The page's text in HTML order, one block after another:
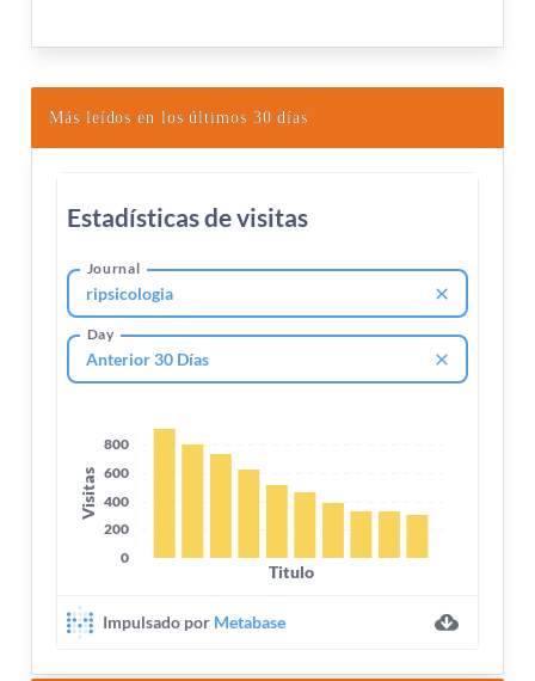
Más leídos en los últimos 30 días